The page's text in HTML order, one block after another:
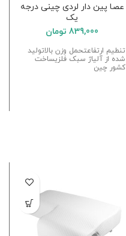
عصا پین دار لردی چینی درجه
یک
839,000 تومان
تنطیم ارتفاعتحمل وزن بالاتولید
شده از آلیاژ سبک فلزیساخت
کشور چین